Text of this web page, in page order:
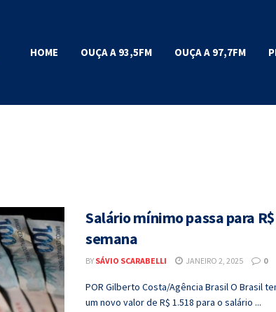
HOME OUÇA A 93,5FM OUÇA A 97,7FM
Salário mínimo passa para
semana
BY SÁVIO SCARABELLI JANEIRO 2, 2025 0
POR Gilberto Costa/Agência Brasil O Brasil
um novo valor de R$ 1.518 para o salário ...